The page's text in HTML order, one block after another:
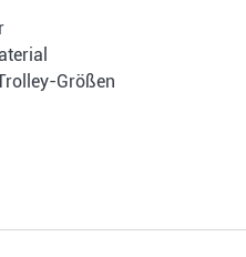
Größen